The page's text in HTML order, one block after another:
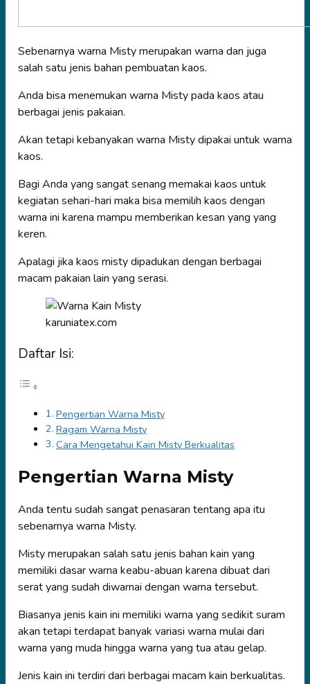
Sebenarnya warna Misty merupakan warna dan juga
salah satu jenis bahan pembuatan kaos.
Anda bisa menemukan warna Misty pada kaos atau
berbagai jenis pakaian.
Akan tetapi kebanyakan warna Misty dipakai untuk warna
kaos.
Bagi Anda yang sangat senang memakai kaos untuk
kegiatan sehari-hari maka bisa memilih kaos dengan
warna ini karena mampu memberikan kesan yang yang
keren.
Apalagi jika kaos misty dipadukan dengan berbagai
macam pakaian lain yang serasi.
karuniatex.com
Daftar Isi:
Pengertian Warna Misty
Ragam Warna Misty
Cara Mengetahui Kain Misty Berkualitas
Pengertian Warna Misty
Anda tentu sudah sangat penasaran tentang apa itu
sebenarnya warna Misty.
Misty merupakan salah satu jenis bahan kain yang
memiliki dasar warna keabu-abuan karena dibuat dari
serat yang sudah diwarnai dengan warna tersebut.
Biasanya jenis kain ini memiliki warna yang sedikit suram
akan tetapi terdapat banyak variasi warna mulai dari
warna yang muda hingga warna yang tua atau gelap.
Jenis kain ini terdiri dari berbagai macam kain berkualitas.